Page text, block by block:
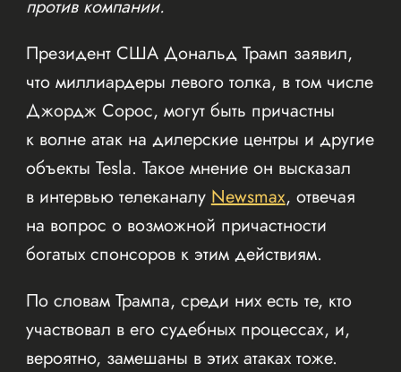
против компании.
Президент США Дональд Трамп заявил,
что миллиардеры левого толка, в том числе
Джордж Сорос, могут быть причастны
к волне атак на дилерские центры и другие
объекты Tesla. Такое мнение он высказал
в интервью телеканалуNewsmax, отвечая
на вопрос о возможной причастности
богатых спонсоров к этим действиям.
По словам Трампа, среди них есть те, кто
участвовал в его судебных процессах, и,
вероятно, замешаны в этих атаках тоже.